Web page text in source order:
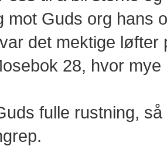
Guds org hans
det mektige
28, hvor
fulle rustning,